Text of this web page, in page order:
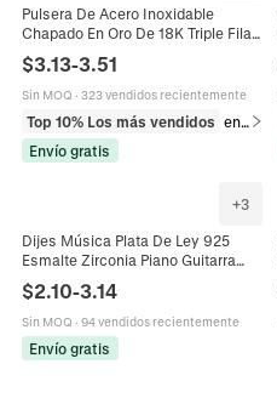
Pulsera De Acero Inoxidable
Chapado En Oro De 18K Triple Fila
Circonita Cadena De Cuentas Para
Mujer Ajustable
$3.13-3.51
Sin MOQ · 323 vendidos recientemente
Top 10% Los más vendidos
en Pulseras
Envío gratis
+3
Dijes Música Plata De Ley 925
Esmalte Zirconia Piano Guitarra
Auriculares Cuentas Controlador
Juego Para Pulseras DIY
$2.10-3.14
Sin MOQ · 94 vendidos recientemente
Envío gratis